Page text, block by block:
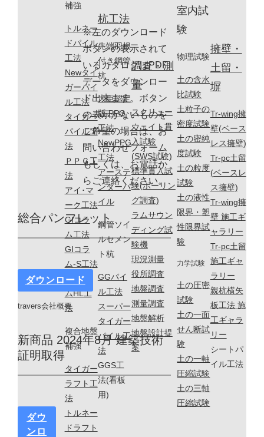
補強
トルネー
ドパイル
工法
Newタイ
ガーパイ
ル工法
タイガー
パイル工
法
ＰＰＧ工
法
アイ･マ
ーク工法
GIコラ
ム工法
GIコラ
ム-S工法
GIコラ
ムHL工
法
複合地盤
補強
タイガー
ラフト工
法
トルネー
ドラフト
杭工法
先端羽根
付き鋼管
杭
大臣認定
版 PPG
工法
NewPPG
工法
アーステ
ンダーパ
イル
鋼管ソイ
ルセメン
ト杭
GGパイ
ル工法
スーパー
タイガー
パイル工
法
GGS工
法(看板
用)
調査・測
量
スクリュー
ウェイト貫
入試験
(SWS試験)
標準貫入試
験(ボーリン
グ調査)
ラムサウン
ディング試
験機
現況測量
役所調査
地盤調査
測量調査
地盤解析
地盤設計提
案
室内試
験
物理試験
土の含水
比試験
土粒子の
密度試験
土の密純
度試験
土の粒度
試験
土の液性
限界・塑
性限界試
験
力学試験
土の圧密
試験
土の一面
せん断試
験
土の一軸
圧縮試験
土の三軸
圧縮試験
擁壁・
土留・
塀
Tr-wing擁
壁(ベース
レス擁壁)
Tr-pc土留
(ベースレ
ス擁壁)
Tr-wing擁
壁 施工ギ
ャラリー
Tr-pc土留
施工ギャ
ラリー
親杭横矢
板工法 施
工ギャラ
リー
シートパ
イル工法
※左のダウンロード
ボタンの表示されて
いるカタログはPDF
データをダウンロー
ド出来ます。ボタン
の表示がないものを
ご希望の場合は、お
問い合わせフォーム
もしくは、お電話か
らご連絡ください。
総合パンフレット
ダウンロード
travers会社概要
新商品 2024年8月 建築技術
証明取得
ダウ
ンロ